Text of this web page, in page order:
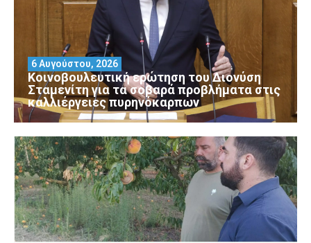
Κοινοβουλευτική ερώτηση του Διονύση
Σταμενίτη για τα σοβαρά προβλήματα στις
καλλιέργειες πυρηνόκαρπων
6 Αυγούστου, 2026